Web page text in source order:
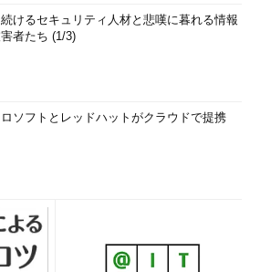
けるセキュリティ人材と悲嘆に暮れる情報
者たち (1/3)
ソフトとレッドハットがクラウドで提携